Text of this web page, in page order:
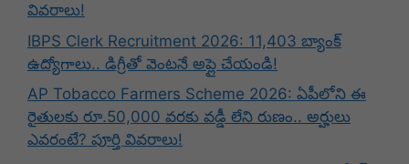
వివరాలు!
IBPS Clerk Recruitment 2026: 11,403 బ్యాంక్
ఉద్యోగాలు.. డిగ్రీతో వెంటనే అప్లై చేయండి!
AP Tobacco Farmers Scheme 2026: ఏపీలోని ఈ
రైతులకు రూ.50,000 వరకు వడ్డీ లేని రుణం.. అర్హులు
ఎవరంటే? పూర్తి వివరాలు!